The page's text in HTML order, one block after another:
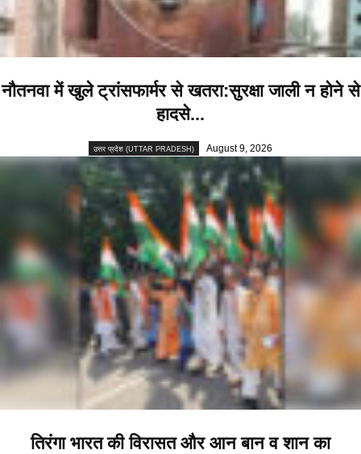
नौतनवा में खुले ट्रांसफार्मर से खतरा:सुरक्षा जाली न होने से
हादसे...
उत्तर प्रदेश (UTTAR PRADESH) August 9, 2026
तिरंगा भारत की विरासत और आन बान व शान का